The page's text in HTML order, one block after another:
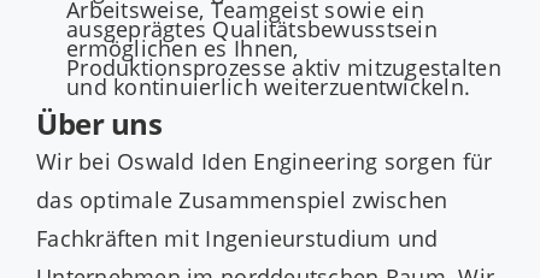
Arbeitsweise, Teamgeist sowie ein
ausgeprägtes Qualitätsbewusstsein
ermöglichen es Ihnen,
Produktionsprozesse aktiv mitzugestalten
und kontinuierlich weiterzuentwickeln.
Über uns
Wir bei Oswald Iden Engineering sorgen für
das optimale Zusammenspiel zwischen
Fachkräften mit Ingenieurstudium und